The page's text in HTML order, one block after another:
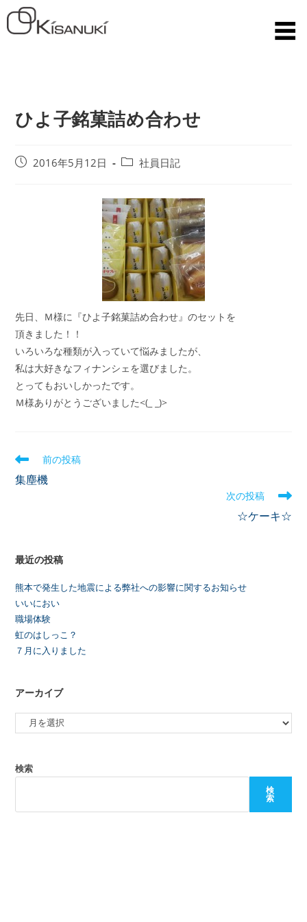
ひよ子銘菓詰め合わせ
2016年5月12日 社員日記
先日、Ｍ様に『ひよ子銘菓詰め合わせ』のセットを
頂きました！！
いろいろな種類が入っていて悩みましたが、
私は大好きなフィナンシェを選びました。
とってもおいしかったです。
Ｍ様ありがとうございました<(_ _)>
前の投稿
集塵機
次の投稿
☆ケーキ☆
最近の投稿
熊本で発生した地震による弊社への影響に関するお知らせ
いいにおい
職場体験
虹のはしっこ？
７月に入りました
アーカイブ
検索
検
索